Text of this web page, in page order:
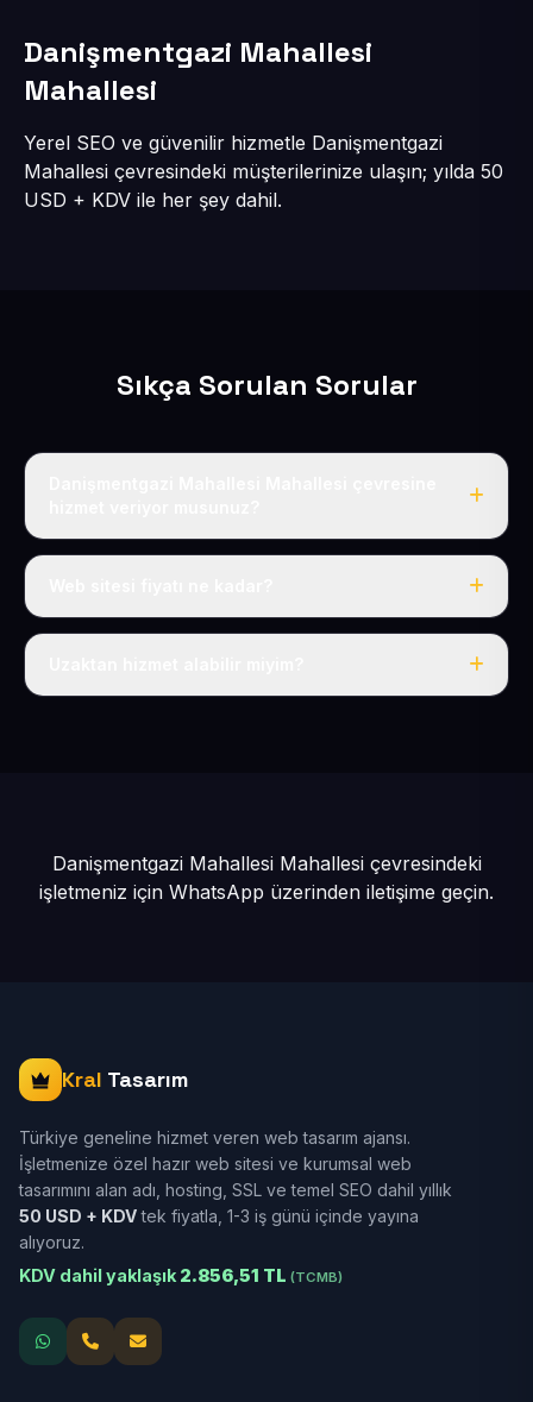
Danişmentgazi Mahallesi
Mahallesi
Yerel SEO ve güvenilir hizmetle Danişmentgazi
Mahallesi çevresindeki müşterilerinize ulaşın; yılda 50
USD + KDV ile her şey dahil.
Sıkça Sorulan Sorular
Evet, Danişmentgazi Mahallesi dahil tüm Battalgazi ve
Tek fiyat: yılda 50 USD + KDV, her şey dahil.
Danişmentgazi Mahallesi Mahallesi çevresindeki
işletmeniz için WhatsApp üzerinden iletişime geçin.
Kral Tasarım
Türkiye geneline hizmet veren web tasarım ajansı.
İşletmenize özel hazır web sitesi ve kurumsal web
tasarımını alan adı, hosting, SSL ve temel SEO dahil yıllık
50 USD + KDVtek fiyatla, 1-3 iş günü içinde yayına
alıyoruz.
KDV dahil yaklaşık 2.856,51 TL (TCMB)